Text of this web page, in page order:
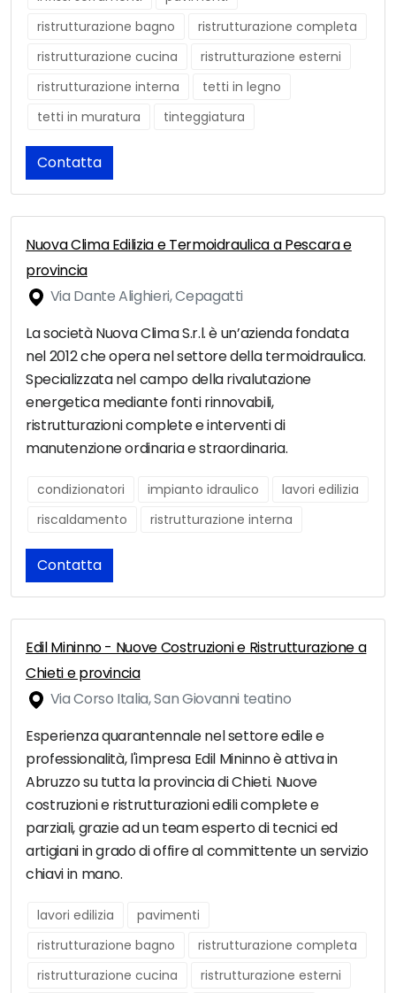
ristrutturazione bagno
ristrutturazione completa
ristrutturazione cucina
ristrutturazione esterni
ristrutturazione interna
tetti in legno
tetti in muratura
tinteggiatura
Contatta
Nuova Clima Edilizia e Termoidraulica a Pescara e
provincia
Via Dante Alighieri, Cepagatti
La società Nuova Clima S.r.l. è un’azienda fondata
nel 2012 che opera nel settore della termoidraulica.
Specializzata nel campo della rivalutazione
energetica mediante fonti rinnovabili,
ristrutturazioni complete e interventi di
manutenzione ordinaria e straordinaria.
condizionatori impianto idraulico
lavori edilizia
riscaldamento
ristrutturazione interna
Contatta
Edil Mininno - Nuove Costruzioni e Ristrutturazione a
Chieti e provincia
Via Corso Italia, San Giovanni teatino
Esperienza quarantennale nel settore edile e
professionalità, l'impresa Edil Mininno è attiva in
Abruzzo su tutta la provincia di Chieti. Nuove
costruzioni e ristrutturazioni edili complete e
parziali, grazie ad un team esperto di tecnici ed
artigiani in grado di offire al committente un servizio
chiavi in mano.
lavori edilizia
pavimenti
ristrutturazione bagno
ristrutturazione completa
ristrutturazione cucina
ristrutturazione esterni